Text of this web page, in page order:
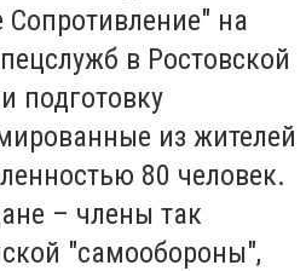
на
в Ростовской
подготовку
из жителей
80 человек.
– члены так
"самообороны",